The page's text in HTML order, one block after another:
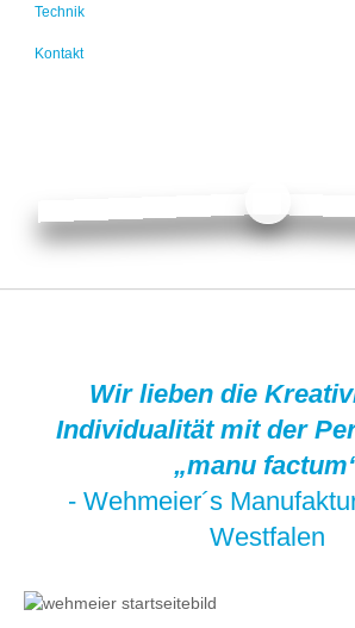
Technik
Kontakt
Wir lieben die
Individualität mit der
„manu
- Wehmeier´s
Westfalen